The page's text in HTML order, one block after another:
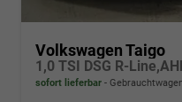
Volkswagen Taigo
1,0 TSI DSG R-
sofort lieferbar Gebrauchtwagen